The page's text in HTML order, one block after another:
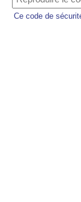
Ce code de